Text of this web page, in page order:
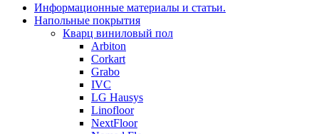
Информационные материалы и статьи.
Напольные покрытия
Кварц виниловый пол
Arbiton
Corkart
Grabo
IVC
LG Hausys
Linofloor
NextFloor